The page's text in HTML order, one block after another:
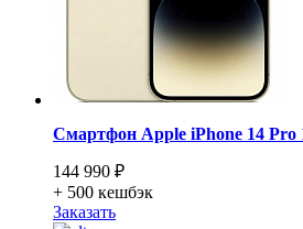
Смартфон Apple iPhone 14 Pro
144 990 ₽
+ 500 кешбэк
Заказать